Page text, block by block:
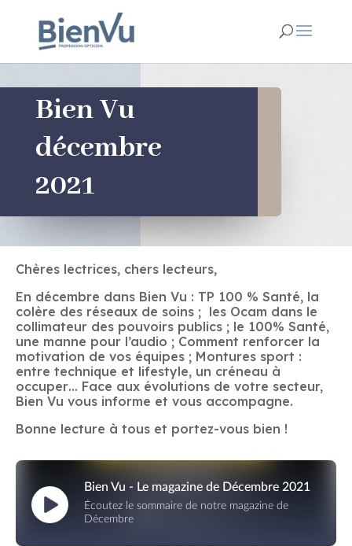
Bien Vu
décembre
2021
Chères lectrices, chers lecteurs,
En décembre dans Bien Vu : TP 100 % Santé, la
colère des réseaux de soins ; les Ocam dans le
collimateur des pouvoirs publics ; le 100% Santé,
une manne pour l’audio ; Comment renforcer la
motivation de vos équipes ; Montures sport :
entre technique et lifestyle, un créneau à
occuper… Face aux évolutions de votre secteur,
Bien Vu vous informe et vous accompagne.
Bonne lecture à tous et portez-vous bien !